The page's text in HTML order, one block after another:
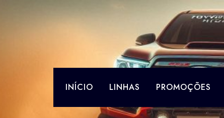
INÍCIO LINHAS PROMOÇÕES